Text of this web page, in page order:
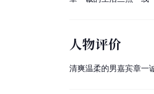
人物评价
清爽温柔的男嘉宾章一